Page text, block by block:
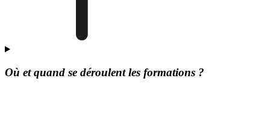
Où et quand se déroulent les formations ?